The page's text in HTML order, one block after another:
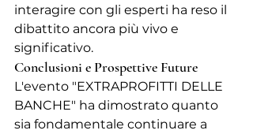
interagire con gli esperti ha reso il
dibattito ancora più vivo e
significativo.
Conclusioni e Prospettive Future
L'evento "EXTRAPROFITTI DELLE
BANCHE" ha dimostrato quanto
sia fondamentale continuare a